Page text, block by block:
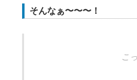
そんなぁ〜〜〜！
こ